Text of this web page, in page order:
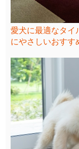
愛犬に最適なタイ
にやさしいおすす